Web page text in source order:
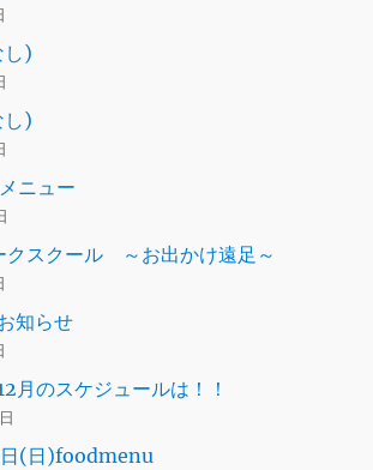
し)
し)
ニュー
クスクール ～お出かけ遠足～
知らせ
月のスケジュールは！！
(日)foodmenu